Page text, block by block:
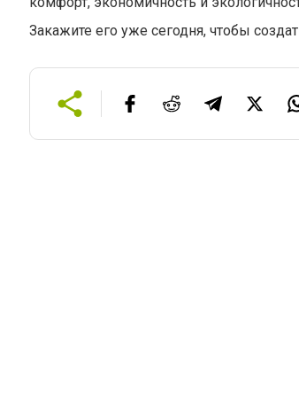
Закажите его уже сегодня, чтобы